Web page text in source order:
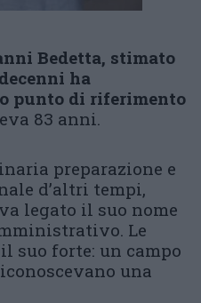
Bedetta, stimato
ha
punto di riferimento
83 anni.
preparazione e
d’altri tempi,
legato il suo nome
Le
suo forte: un campo
una